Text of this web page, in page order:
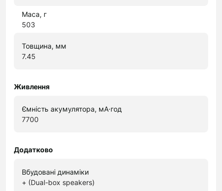
Маса, г
503
Товщина, мм
7.45
Живлення
Ємність акумулятора, мА·год
7700
Додатково
Вбудовані динаміки
+ (Dual-box speakers)